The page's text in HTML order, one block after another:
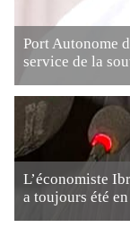
Port Autonome
service de la
L’économiste
a toujours été